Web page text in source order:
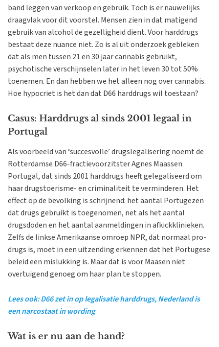
band leggen van verkoop en gebruik. Toch is er nauwelijks
draagvlak voor dit voorstel. Mensen zien in dat matigend
gebruik van alcohol de gezelligheid dient. Voor harddrugs
bestaat deze nuance niet. Zo is al uit onderzoek gebleken
dat als men tussen 21 en 30 jaar cannabis gebruikt,
psychotische verschijnselen later in het leven 30 tot 50%
toenemen. En dan hebben we het alleen nog over cannabis.
Hoe hypocriet is het dan dat D66 harddrugs wil toestaan?
Casus: Harddrugs al sinds 2001 legaal in
Portugal
Als voorbeeld van ‘succesvolle’ drugslegalisering noemt de
Rotterdamse D66-fractievoorzitster Agnes Maassen
Portugal, dat sinds 2001 harddrugs heeft gelegaliseerd om
haar drugstoerisme- en criminaliteit te verminderen. Het
effect op de bevolking is schrijnend: het aantal Portugezen
dat drugs gebruikt is toegenomen, net als het aantal
drugsdoden en het aantal aanmeldingen in afkickklinieken.
Zelfs de linkse Amerikaanse omroep NPR, dat normaal pro-
drugs is, moet in een uitzending erkennen dat het Portugese
beleid een mislukking is. Maar dat is voor Maasen niet
overtuigend genoeg om haar plan te stoppen.
Lees ook: D66 zet in op legalisatie harddrugs, Nederland is
een narcostaat in wording
Wat is er nu aan de hand?